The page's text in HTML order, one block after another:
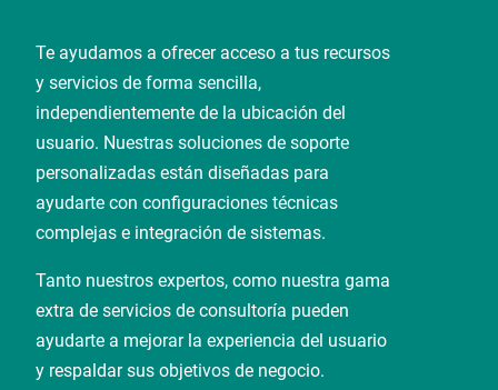
Te ayudamos a ofrecer acceso a tus recursos
y servicios de forma sencilla,
independientemente de la ubicación del
usuario. Nuestras soluciones de soporte
personalizadas están diseñadas para
ayudarte con configuraciones técnicas
complejas e integración de sistemas.
Tanto nuestros expertos, como nuestra gama
extra de servicios de consultoría pueden
ayudarte a mejorar la experiencia del usuario
y respaldar sus objetivos de negocio.